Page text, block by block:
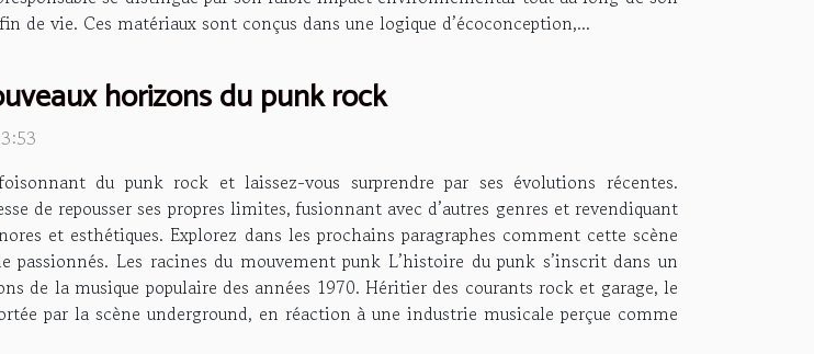
de vie. Ces matériaux sont conçus dans une logique d’écoconception,...
horizons du punk rock
du punk rock et laissez-vous surprendre par ses évolutions récentes.
de repousser ses propres limites, fusionnant avec d’autres genres et revendiquant
et esthétiques. Explorez dans les prochains paragraphes comment cette scène
Les racines du mouvement punk L’histoire du punk s’inscrit dans un
de la musique populaire des années 1970. Héritier des courants rock et garage, le
par la scène underground, en réaction à une industrie musicale perçue comme